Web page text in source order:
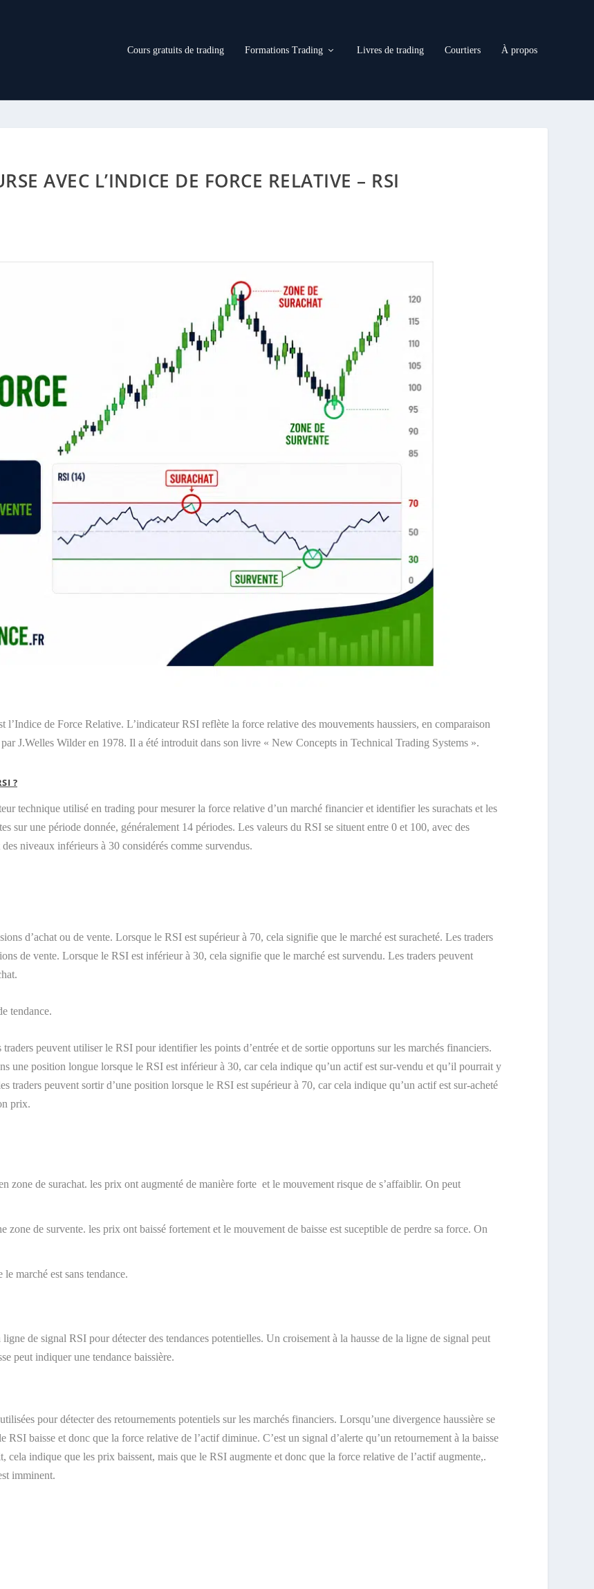
Cours gratuits de trading Formations Trading Livres de trading Courtiers À propos
AVEC L’INDICE DE FORCE RELATIVE – RSI
de Force Relative. L’indicateur RSI reflète la force relative des mouvements haussiers, en comparaison
J.Welles Wilder en 1978. Il a été introduit dans son livre « New Concepts in Technical Trading Systems ».
?
technique utilisé en trading pour mesurer la force relative d’un marché financier et identifier les surachats et les
sur une période donnée, généralement 14 périodes. Les valeurs du RSI se situent entre 0 et 100, avec des
niveaux inférieurs à 30 considérés comme survendus.
d’achat ou de vente. Lorsque le RSI est supérieur à 70, cela signifie que le marché est suracheté. Les traders
de vente. Lorsque le RSI est inférieur à 30, cela signifie que le marché est survendu. Les traders peuvent
tendance.
traders peuvent utiliser le RSI pour identifier les points d’entrée et de sortie opportuns sur les marchés financiers.
une position longue lorsque le RSI est inférieur à 30, car cela indique qu’un actif est sur-vendu et qu’il pourrait y
traders peuvent sortir d’une position lorsque le RSI est supérieur à 70, car cela indique qu’un actif est sur-acheté
prix.
zone de surachat. les prix ont augmenté de manière forte et le mouvement risque de s’affaiblir. On peut
zone de survente. les prix ont baissé fortement et le mouvement de baisse est suceptible de perdre sa force. On
marché est sans tendance.
ligne de signal RSI pour détecter des tendances potentielles. Un croisement à la hausse de la ligne de signal peut
peut indiquer une tendance baissière.
pour détecter des retournements potentiels sur les marchés financiers. Lorsqu’une divergence haussière se
baisse et donc que la force relative de l’actif diminue. C’est un signal d’alerte qu’un retournement à la baisse
cela indique que les prix baissent, mais que le RSI augmente et donc que la force relative de l’actif augmente,.
imminent.